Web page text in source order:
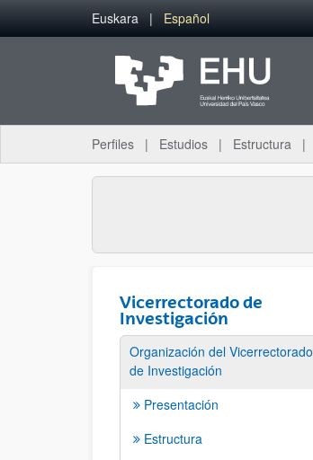
Saltar al contenido principal
Euskara Español
Perfiles Estudios Estructura
Vicerrectorado de
Investigación
Organización del Vicerrectorado
de Investigación
Presentación
Estructura